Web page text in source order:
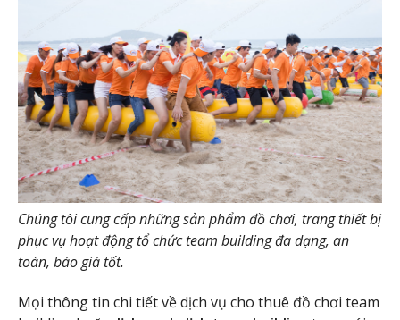
Chúng tôi cung cấp những sản phẩm đồ chơi, trang thiết bị
phục vụ hoạt động tổ chức team building đa dạng, an
toàn, báo giá tốt.
Mọi thông tin chi tiết về dịch vụ cho thuê đồ chơi team